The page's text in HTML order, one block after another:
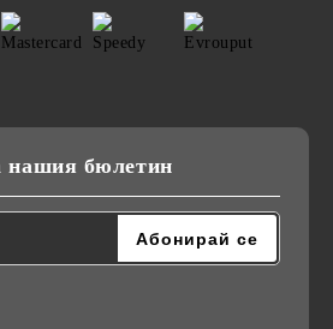
нашия бюлетин